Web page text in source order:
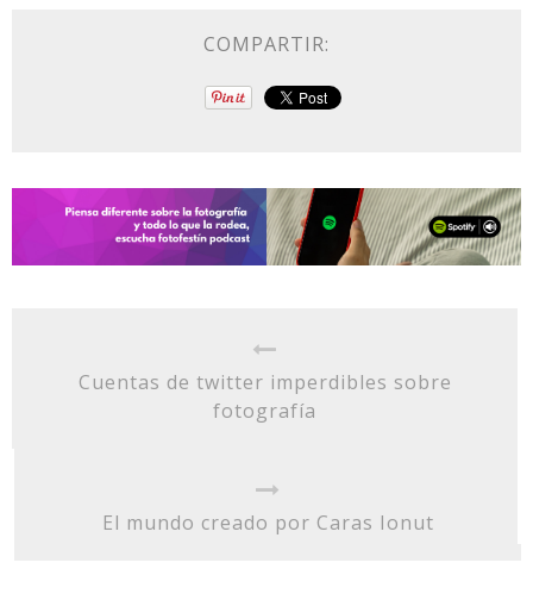
COMPARTIR:
Cuentas de twitter imperdibles sobre
fotografía
El mundo creado por Caras Ionut